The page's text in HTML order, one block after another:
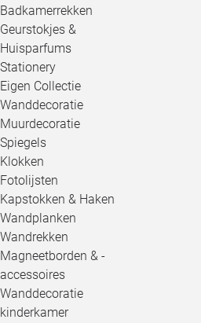
Badkamerrekken
Geurstokjes &
Huisparfums
Stationery
Eigen Collectie
Wanddecoratie
Muurdecoratie
Spiegels
Klokken
Fotolijsten
Kapstokken & Haken
Wandplanken
Wandrekken
Magneetborden & -
accessoires
Wanddecoratie
kinderkamer